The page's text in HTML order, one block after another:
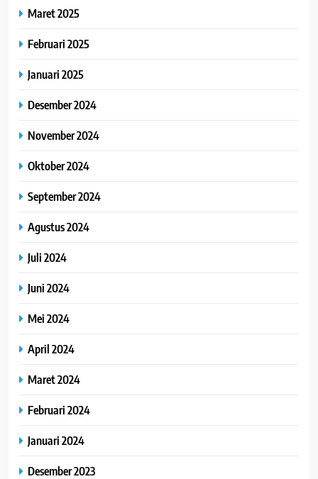
Maret 2025
Februari 2025
Januari 2025
Desember 2024
November 2024
Oktober 2024
September 2024
Agustus 2024
Juli 2024
Juni 2024
Mei 2024
April 2024
Maret 2024
Februari 2024
Januari 2024
Desember 2023